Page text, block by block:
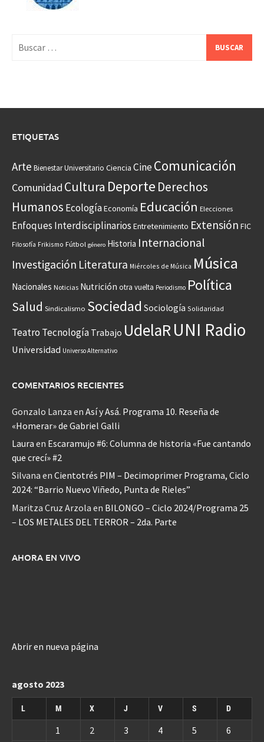
ETIQUETAS
Arte Bienestar Universitario Ciencia CineComunicación
Comunidad Cultura Deporte Derechos
Humanos EcologíaEconomía Educación Elecciones
Enfoques Interdisciplinarios Entretenimiento Extensión FIC
Filosofía Frikismo Fútbol género Historia Internacional
Investigación Literatura Miércoles de Música Música
Nacionales Noticias Nutrición otra vuelta Periodismo Política
Salud Sindicalismo Sociedad Sociología Solidaridad
Teatro Tecnología Trabajo UdelaR UNI Radio
Universidad Universo Alternativo
COMENTARIOS RECIENTES
Gonzalo Lanza en Así y Asá. Programa 10. Reseña de
«Homerar» de Gabriel Galli
Laura en Escaramujo #6: Columna de historia «Fue cantando
que crecí» #2
Silvana en Cientotrés PIM – Decimoprimer Programa, Ciclo
2024: “Barrio Nuevo Viñedo, Punta de Rieles”
Maritza Cruz Arzola en BILONGO – Ciclo 2024/Programa 25
– LOS METALES DEL TERROR – 2da. Parte
AHORA EN VIVO
Abrir en nueva página
agosto 2023
L M X J V S D
1 2 3 4 5 6